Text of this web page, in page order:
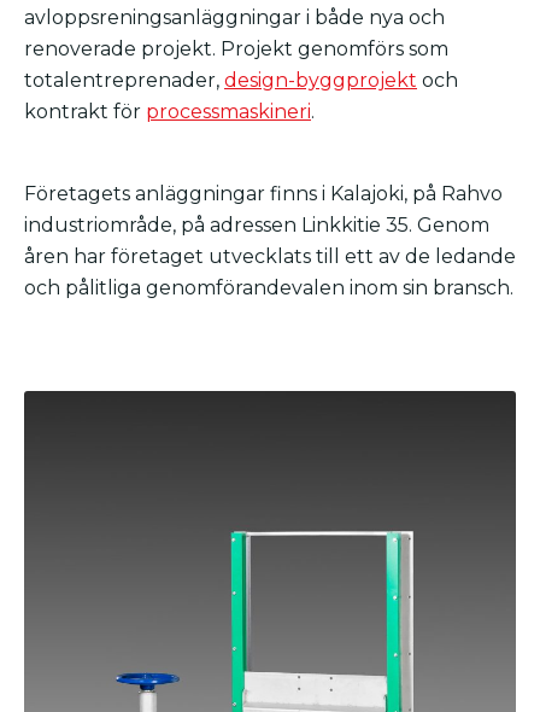
avloppsreningsanläggningar i både nya och
renoverade projekt. Projekt genomförs som
totalentreprenader, design-byggprojekt och
kontrakt för processmaskineri.
Företagets anläggningar finns i Kalajoki, på Rahvo
industriområde, på adressen Linkkitie 35. Genom
åren har företaget utvecklats till ett av de ledande
och pålitliga genomförandevalen inom sin bransch.